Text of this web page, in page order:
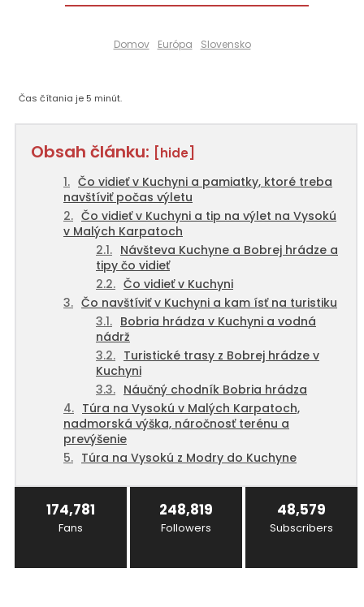
Domov Európa Slovensko
Čas čítania je 5 minút.
Obsah článku: [hide]
Čo vidieť v Kuchyni a pamiatky, ktoré treba
navštíviť počas výletu
Čo vidieť v Kuchyni a tip na výlet na Vysokú
v Malých Karpatoch
Návšteva Kuchyne a Bobrej hrádze a
tipy čo vidieť
Čo vidieť v Kuchyni
Čo navštíviť v Kuchyni a kam ísť na turistiku
Bobria hrádza v Kuchyni a vodná
nádrž
Turistické trasy z Bobrej hrádze v
Kuchyni
Náučný chodník Bobria hrádza
Túra na Vysokú v Malých Karpatoch,
nadmorská výška, náročnosť terénu a
prevýšenie
Túra na Vysokú z Modry do Kuchyne
174,781
Fans
248,819
Followers
48,579
Subscribers